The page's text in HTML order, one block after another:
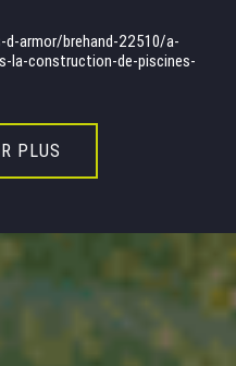
armor/brehand-22510/a-
la-construction-de-piscines-
PLUS
merdrignac-22230/lyceen-
est-meilleur-apprenti-de-
188f-11ee-aaf5-